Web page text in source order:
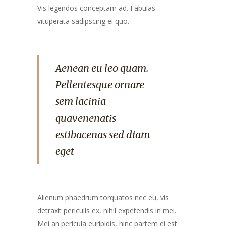
Vis legendos conceptam ad. Fabulas
vituperata sadipscing ei quo.
Aenean eu leo quam.
Pellentesque ornare
sem lacinia
quavenenatis
estibacenas sed diam
eget
Alienum phaedrum torquatos nec eu, vis
detraxit periculis ex, nihil expetendis in mei.
Mei an pericula euripidis, hinc partem ei est.